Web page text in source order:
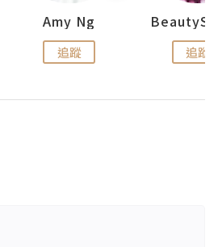
Amy Ng
追蹤 追蹤